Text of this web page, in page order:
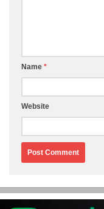
Name *
Website